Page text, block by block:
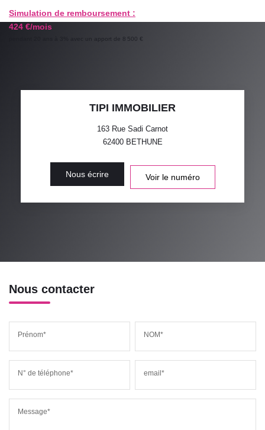
Simulation de remboursement :
424 €/mois
pendant 20 ans à 3% avec un apport de 8 500 €
TIPI IMMOBILIER
163 Rue Sadi Carnot
62400 BETHUNE
Nous écrire Voir le numéro
Nous contacter
Prénom* NOM*
N° de téléphone* email*
Message*